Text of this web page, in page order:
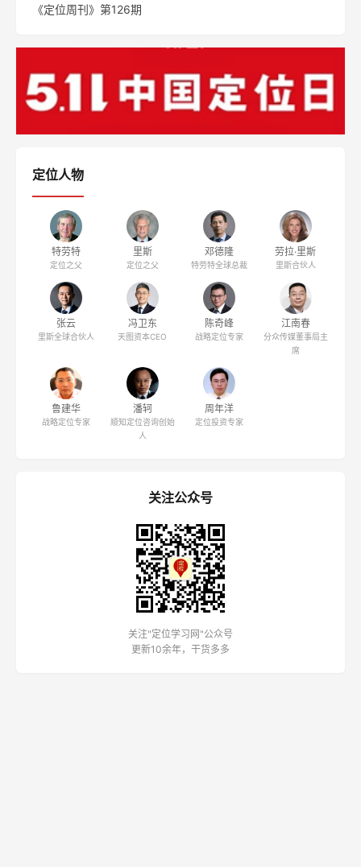
《定位周刊》第126期
定位人物
特劳特
定位之父
里斯
定位之父
邓德隆
特劳特全球总裁
劳拉·里斯
里斯合伙人
张云
里斯全球合伙人
冯卫东
天图资本CEO
陈奇峰
战略定位专家
江南春
分众传媒董事局主
席
鲁建华
战略定位专家
潘轲
顺知定位咨询创始
人
周年洋
定位投资专家
关注公众号
关注"定位学习网"公众号
更新10余年，干货多多